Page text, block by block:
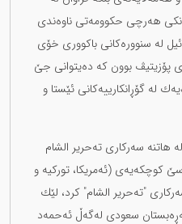
هەرچی حكوومەتی ناوەندی
لە سنوورەكانی باكووری خۆی
پۆزیتیڤ بوون كە دەیتوانی جێ
لە گۆڕانكارییەكانی ئێستا و
سەركاری تەحریر الشام
كوچكەیەی (ئەمریكا، توركیە و
"تەحریر الشام" كرد، لێك
سعودی لەگەڵ ئەحمەد